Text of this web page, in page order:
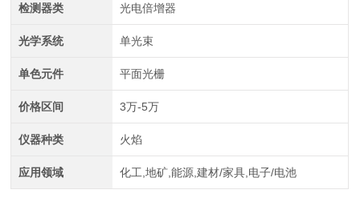
检测器类 光电倍增器
光学系统 单光束
单色元件 平面光栅
价格区间 3万-5万
仪器种类 火焰
应用领域 化工,地矿,能源,建材/家具,电子/电池